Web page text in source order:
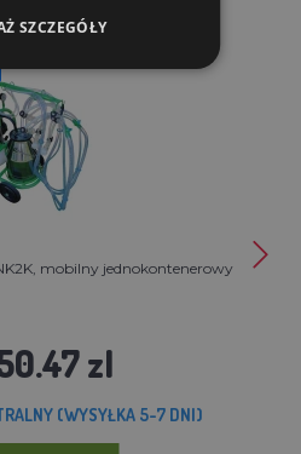
mobilny jednokontenerowy
zl
(WYSYŁKA 5-7 DNI)
SZCZEGÓŁY